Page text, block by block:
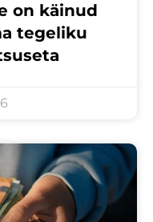
on käinud
tegeliku